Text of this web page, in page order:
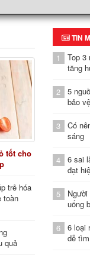
tốt cho
trẻ hóa
toàn
quả
TIN
1
Top 3
tăng
2
5
bảo
3
Có
sáng
4
6 sai
đạt
5
uống
6
6 loại
dễ